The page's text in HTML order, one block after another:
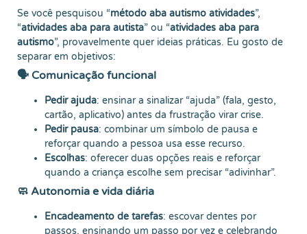
Se você pesquisou “método aba autismo atividades”,
“atividades aba para autista” ou “atividades aba para
autismo”, provavelmente quer ideias práticas. Eu gosto de
separar em objetivos:
🗣️ Comunicação funcional
Pedir ajuda: ensinar a sinalizar “ajuda” (fala, gesto,
cartão, aplicativo) antes da frustração virar crise.
Pedir pausa: combinar um símbolo de pausa e
reforçar quando a pessoa usa esse recurso.
Escolhas: oferecer duas opções reais e reforçar
quando a criança escolhe sem precisar “adivinhar”.
🧼 Autonomia e vida diária
Encadeamento de tarefas: escovar dentes por
passos, ensinando um passo por vez e celebrando